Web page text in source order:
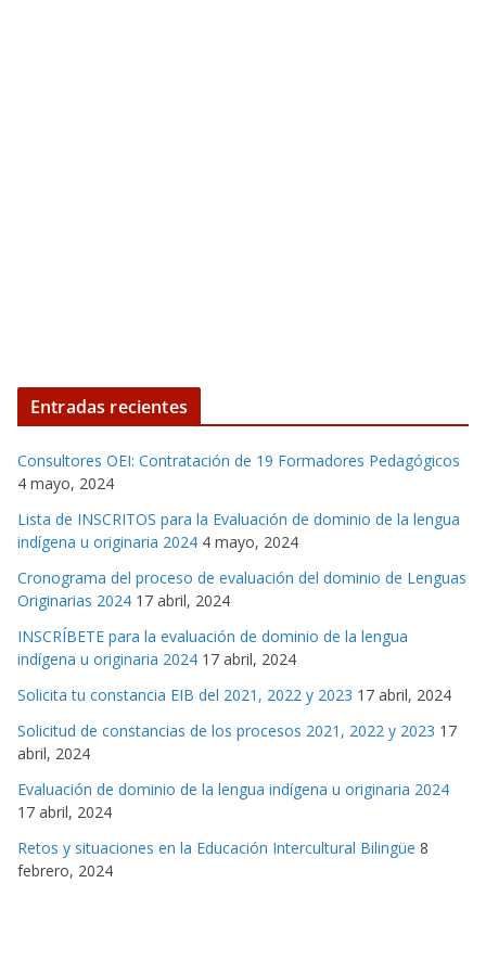
Entradas recientes
Consultores OEI: Contratación de 19 Formadores Pedagógicos
4 mayo, 2024
Lista de INSCRITOS para la Evaluación de dominio de la lengua
indígena u originaria 2024 4 mayo, 2024
Cronograma del proceso de evaluación del dominio de Lenguas
Originarias 2024 17 abril, 2024
INSCRÍBETE para la evaluación de dominio de la lengua
indígena u originaria 2024 17 abril, 2024
Solicita tu constancia EIB del 2021, 2022 y 2023 17 abril, 2024
Solicitud de constancias de los procesos 2021, 2022 y 2023 17
abril, 2024
Evaluación de dominio de la lengua indígena u originaria 2024
17 abril, 2024
Retos y situaciones en la Educación Intercultural Bilingüe 8
febrero, 2024